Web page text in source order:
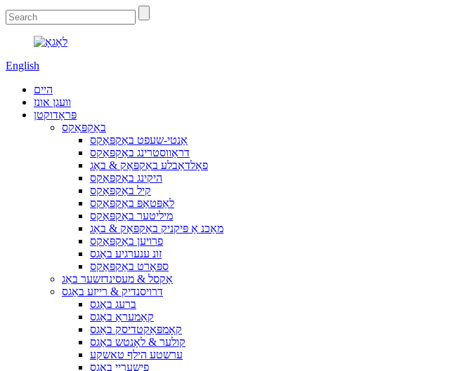
English
היים
וועגן אונז
פּראָדוקטן
באַקפּאַקס
אַנטי-שעפט באַקפּאַקס
דראַווסטרינג באַקפּאַקס
פאָלדאַבלע באַקפּאַק & באַג
היקינג באַקפּאַקס
קיל באַקפּאַקס
לאַפּטאַפּ באַקפּאַקס
מיליטער באַקפּאַקס
מאַכנ אַ פּיקניק באַקפּאַק & באַג
פרויען באַקפּאַקס
זונ ענערגיע באַגס
ספּאָרט באַקפּאַקס
אַקסל & מעסינדזשער באַג
דרויסנדיק & רייזע באַגס
ברעג באַגס
קאַמעראַ באַגס
קאָמפּאַקטדיסק באַגס
קולער & לאָנטש באַגס
ערשטע הילף טאשקע
פישערייַ באַגס